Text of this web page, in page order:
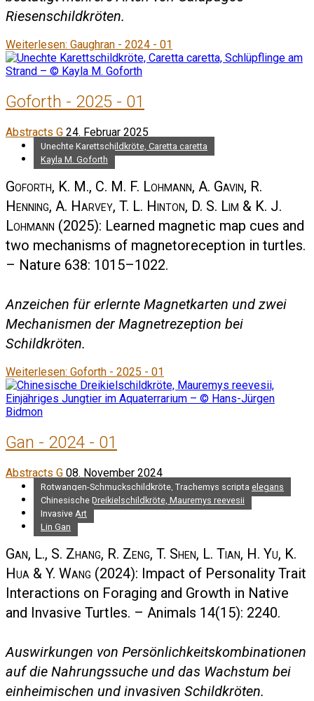
Riesenschildkröten.
Weiterlesen: Gaughran - 2024 - 01
Goforth - 2025 - 01
Abstracts G 24. Februar 2025
Unechte Karettschildkröte, Caretta caretta
Kayla M. Goforth
Goforth, K. M., C. M. F. Lohmann, A. Gavin, R.
Henning, A. Harvey, T. L. Hinton, D. S. Lim & K. J.
Lohmann (2025): Learned magnetic map cues and
two mechanisms of magnetoreception in turtles.
– Nature 638: 1015–1022.
Anzeichen für erlernte Magnetkarten und zwei
Mechanismen der Magnetrezeption bei
Schildkröten.
Weiterlesen: Goforth - 2025 - 01
Gan - 2024 - 01
Abstracts G 08. November 2024
Rotwangen-Schmuckschildkröte, Trachemys scripta elegans
Chinesische Dreikielschildkröte, Mauremys reevesii
Invasive Art
Lin Gan
Gan, L., S. Zhang, R. Zeng, T. Shen, L. Tian, H. Yu, K.
Hua & Y. Wang (2024): Impact of Personality Trait
Interactions on Foraging and Growth in Native
and Invasive Turtles. – Animals 14(15): 2240.
Auswirkungen von Persönlichkeitskombinationen
auf die Nahrungssuche und das Wachstum bei
einheimischen und invasiven Schildkröten.